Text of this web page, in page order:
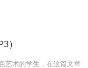
）
艺术的学生，在这篇文章